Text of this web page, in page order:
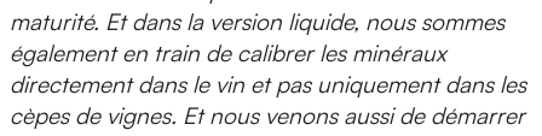
maturité. Et dans la version liquide, nous sommes
également en train de calibrer les minéraux
directement dans le vin et pas uniquement dans les
cèpes de vignes. Et nous venons aussi de démarrer